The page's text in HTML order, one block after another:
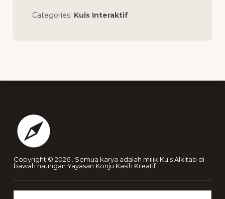
Categories: Kuis Interaktif
Copyright © 2026 . Semua karya adalah milik Kuis Alkitab di
bawah naungan Yayasan Konju Kasih Kreatif.